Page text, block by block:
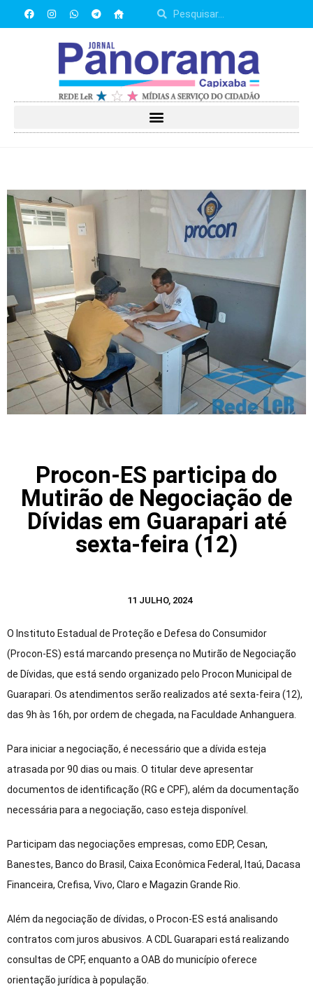
Procon-ES participa do
Mutirão de Negociação de
Dívidas em Guarapari até
sexta-feira (12)
11 JULHO, 2024
O Instituto Estadual de Proteção e Defesa do Consumidor
(Procon-ES) está marcando presença no Mutirão de Negociação
de Dívidas, que está sendo organizado pelo Procon Municipal de
Guarapari. Os atendimentos serão realizados até sexta-feira (12),
das 9h às 16h, por ordem de chegada, na Faculdade Anhanguera.
Para iniciar a negociação, é necessário que a dívida esteja
atrasada por 90 dias ou mais. O titular deve apresentar
documentos de identificação (RG e CPF), além da documentação
necessária para a negociação, caso esteja disponível.
Participam das negociações empresas, como EDP, Cesan,
Banestes, Banco do Brasil, Caixa Econômica Federal, Itaú, Dacasa
Financeira, Crefisa, Vivo, Claro e Magazin Grande Rio.
Além da negociação de dívidas, o Procon-ES está analisando
contratos com juros abusivos. A CDL Guarapari está realizando
consultas de CPF, enquanto a OAB do município oferece
orientação jurídica à população.